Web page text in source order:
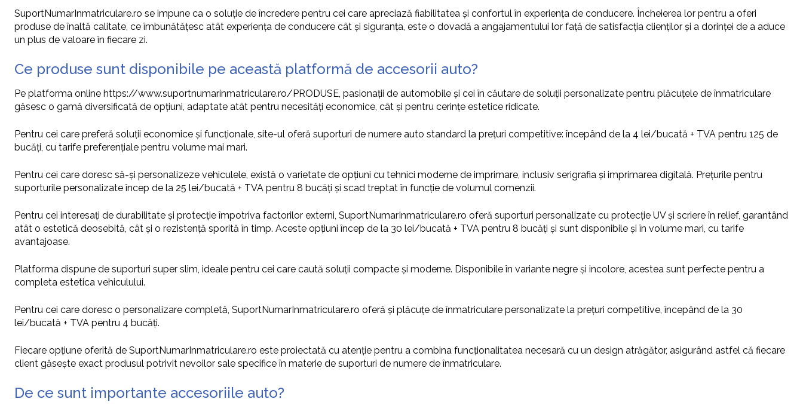
SuportNumarInmatriculare.ro se impune ca o soluție de încredere pentru cei care apreciază fiabilitatea și confortul în experiența de conducere. Încheierea lor pentru a oferi
produse de înaltă calitate, ce îmbunătățesc atât experiența de conducere cât și siguranța, este o dovadă a angajamentului lor față de satisfacția clienților și a dorinței de a aduce
un plus de valoare în fiecare zi.
Ce produse sunt disponibile pe această platformă de accesorii auto?
Pe platforma online https://www.suportnumarinmatriculare.ro/PRODUSE, pasionații de automobile și cei în căutare de soluții personalizate pentru plăcuțele de înmatriculare
găsesc o gamă diversificată de opțiuni, adaptate atât pentru necesități economice, cât și pentru cerințe estetice ridicate.
Pentru cei care preferă soluții economice și funcționale, site-ul oferă suporturi de numere auto standard la prețuri competitive: începând de la 4 lei/bucată + TVA pentru 125 de
bucăți, cu tarife preferențiale pentru volume mai mari.
Pentru cei care doresc să-și personalizeze vehiculele, există o varietate de opțiuni cu tehnici moderne de imprimare, inclusiv serigrafia și imprimarea digitală. Prețurile pentru
suporturile personalizate încep de la 25 lei/bucată + TVA pentru 8 bucăți și scad treptat în funcție de volumul comenzii.
Pentru cei interesați de durabilitate și protecție împotriva factorilor externi, SuportNumarInmatriculare.ro oferă suporturi personalizate cu protecție UV și scriere în relief, garantând
atât o estetică deosebită, cât și o rezistență sporită în timp. Aceste opțiuni încep de la 30 lei/bucată + TVA pentru 8 bucăți și sunt disponibile și în volume mari, cu tarife
avantajoase.
Platforma dispune de suporturi super slim, ideale pentru cei care caută soluții compacte și moderne. Disponibile în variante negre și incolore, acestea sunt perfecte pentru a
completa estetica vehiculului.
Pentru cei care doresc o personalizare completă, SuportNumarInmatriculare.ro oferă și plăcuțe de înmatriculare personalizate la prețuri competitive, începând de la 30
lei/bucată + TVA pentru 4 bucăți.
Fiecare opțiune oferită de SuportNumarInmatriculare.ro este proiectată cu atenție pentru a combina funcționalitatea necesară cu un design atrăgător, asigurând astfel că fiecare
client găsește exact produsul potrivit nevoilor sale specifice în materie de suporturi de numere de înmatriculare.
De ce sunt importante accesoriile auto?